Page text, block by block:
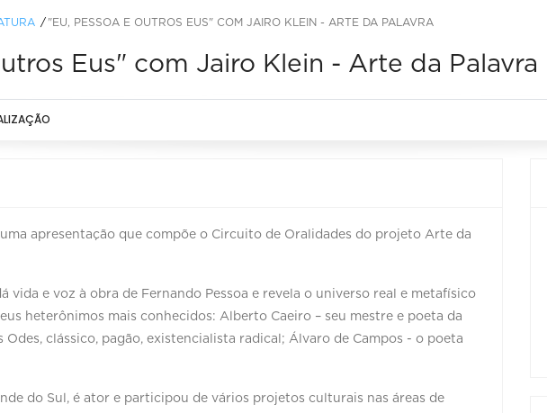
"EU, PESSOA E OUTROS EUS" COM JAIRO KLEIN - ARTE DA PALAVRA
Eus" com Jairo Klein - Arte da Palavra
uma apresentação que compõe o Circuito de Oralidades do projeto Arte da
vida e voz à obra de Fernando Pessoa e revela o universo real e metafísico
heterônimos mais conhecidos: Alberto Caeiro – seu mestre e poeta da
Odes, clássico, pagão, existencialista radical; Álvaro de Campos - o poeta
do Sul, é ator e participou de vários projetos culturais nas áreas de